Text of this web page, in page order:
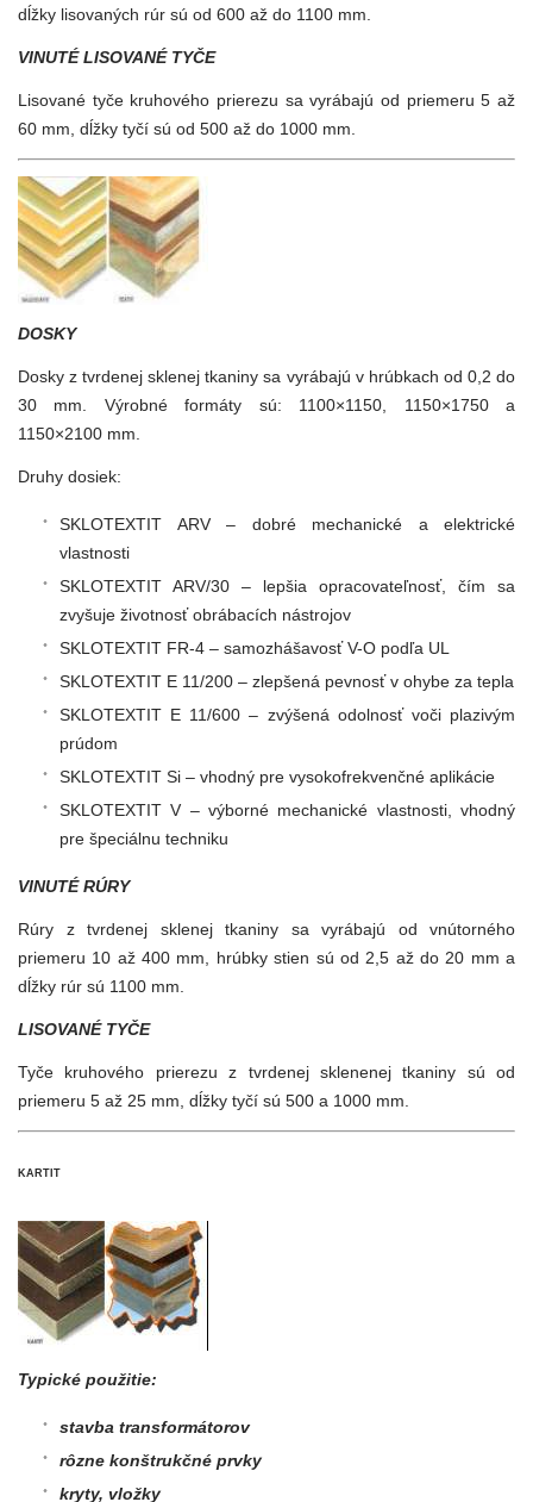
dĺžky lisovaných rúr sú od 600 až do 1100 mm.
VINUTÉ LISOVANÉ TYČE
Lisované tyče kruhového prierezu sa vyrábajú od priemeru 5 až
60 mm, dĺžky tyčí sú od 500 až do 1000 mm.
DOSKY
Dosky z tvrdenej sklenej tkaniny sa vyrábajú v hrúbkach od 0,2 do
30 mm. Výrobné formáty sú: 1100×1150, 1150×1750 a
1150×2100 mm.
Druhy dosiek:
SKLOTEXTIT ARV – dobré mechanické a elektrické
vlastnosti
SKLOTEXTIT ARV/30 – lepšia opracovateľnosť, čím sa
zvyšuje životnosť obrábacích nástrojov
SKLOTEXTIT FR-4 – samozhášavosť V-O podľa UL
SKLOTEXTIT E 11/200 – zlepšená pevnosť v ohybe za tepla
SKLOTEXTIT E 11/600 – zvýšená odolnosť voči plazivým
prúdom
SKLOTEXTIT Si – vhodný pre vysokofrekvenčné aplikácie
SKLOTEXTIT V – výborné mechanické vlastnosti, vhodný
pre špeciálnu techniku
VINUTÉ RÚRY
Rúry z tvrdenej sklenej tkaniny sa vyrábajú od vnútorného
priemeru 10 až 400 mm, hrúbky stien sú od 2,5 až do 20 mm a
dĺžky rúr sú 1100 mm.
LISOVANÉ TYČE
Tyče kruhového prierezu z tvrdenej sklenenej tkaniny sú od
priemeru 5 až 25 mm, dĺžky tyčí sú 500 a 1000 mm.
KARTIT
Typické použitie:
stavba transformátorov
rôzne konštrukčné prvky
kryty, vložky